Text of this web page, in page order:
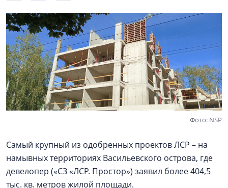
Фото: NSP
Самый крупный из одобренных проектов ЛСР – на
намывных территориях Васильевского острова, где
девелопер («СЗ «ЛСР. Простор») заявил более 404,5
тыс. кв. метров жилой площади.